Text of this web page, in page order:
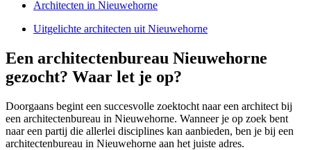
Architecten in Nieuwehorne
Uitgelichte architecten uit Nieuwehorne
Een architectenbureau Nieuwehorne
gezocht? Waar let je op?
Doorgaans begint een succesvolle zoektocht naar een architect bij
een architectenbureau in Nieuwehorne. Wanneer je op zoek bent
naar een partij die allerlei disciplines kan aanbieden, ben je bij een
architectenbureau in Nieuwehorne aan het juiste adres.